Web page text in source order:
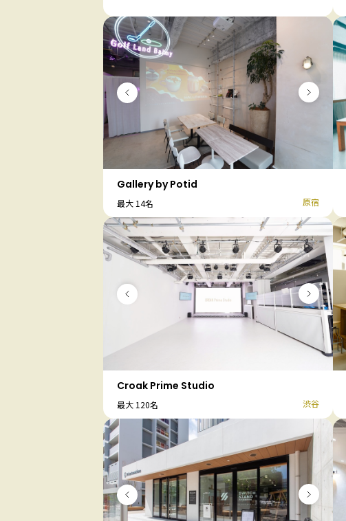
Gallery by Potid
最大 14名 原宿
Croak Prime Studio
最大 120名 渋谷